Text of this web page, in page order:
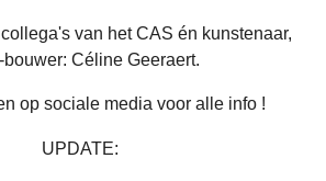
van het CAS én kunstenaar,
bouwer: Céline Geeraert.
op sociale media voor alle info !
UPDATE: